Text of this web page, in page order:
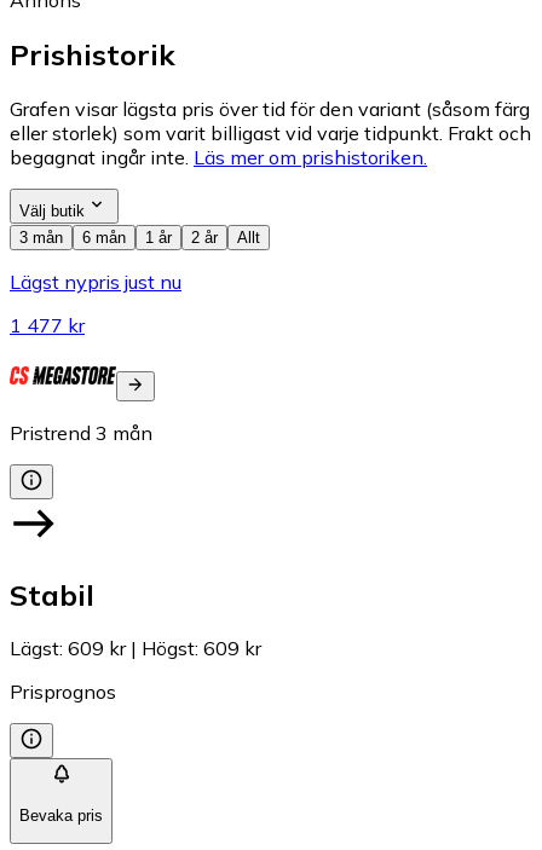
Prishistorik
Grafen visar lägsta pris över tid för den variant (såsom färg
eller storlek) som varit billigast vid varje tidpunkt. Frakt och
begagnat ingår inte. Läs mer om prishistoriken.
Välj butik
3 mån
6 mån 1 år 2 år Allt
Lägst nypris just nu
1 477 kr
Pristrend 3 mån
Stabil
Lägst: 609 kr| Högst: 609 kr
Prisprognos
Bevaka pris